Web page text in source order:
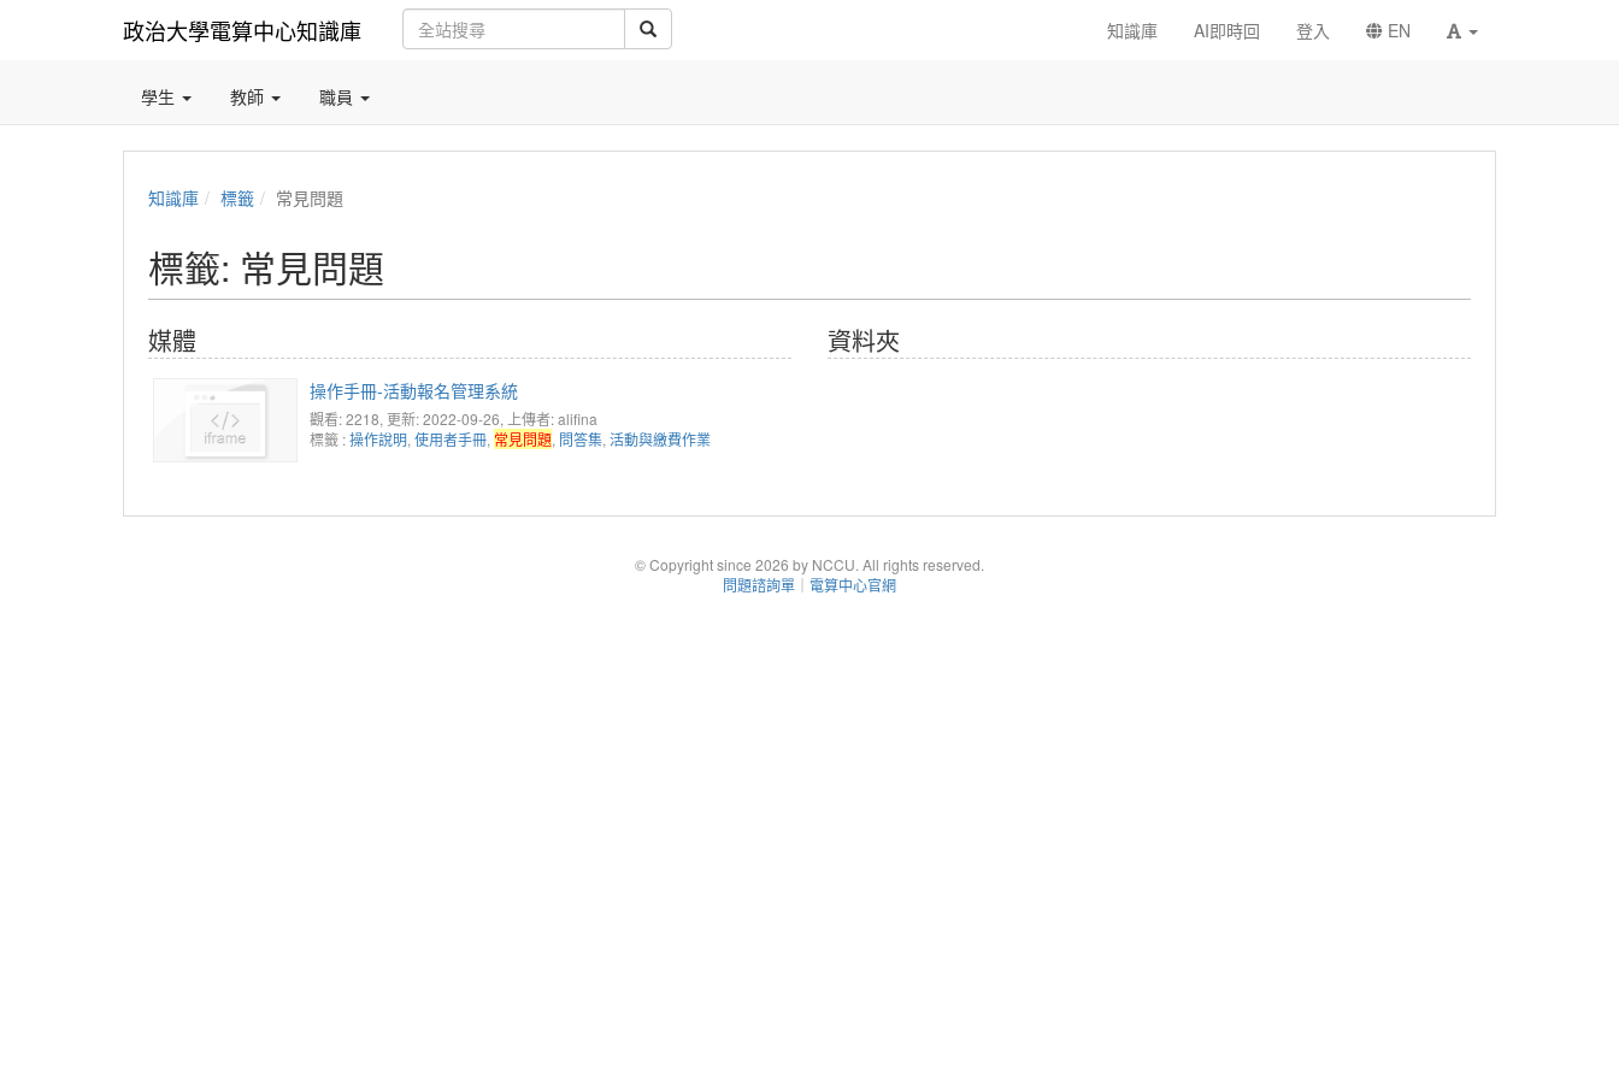
政治大學電算中心知識庫 知識庫 AI即時回 登入 EN
學生 教師 職員
知識庫 標籤 常見問題
標籤: 常見問題
媒體
操作手冊-活動報名管理系統
觀看: 2218, 更新: 2022-09-26, 上傳者: alifina
標籤 :操作說明, 使用者手冊, 常見問題, 問答集, 活動與繳費作業
資料夾
© Copyright since 2026 by NCCU. All rights reserved.
問題諮詢單 ｜ 電算中心官網